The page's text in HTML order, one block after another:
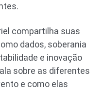
compartilha suas
dados, soberania
e inovação
sobre as diferentes
e como elas